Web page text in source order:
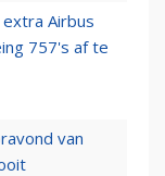
Airbus
757's af te
van